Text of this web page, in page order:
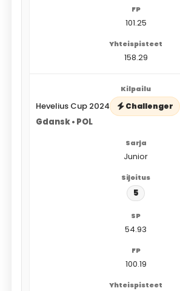
101.25
158.29
Hevelius Cup 2024 Challenger
Gdansk • POL
Junior
5
54.93
100.19